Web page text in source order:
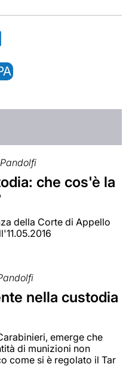
che cos'è la
della Corte di Appello
nella custodia
emerge che
di munizioni non
come si è regolato il Tar